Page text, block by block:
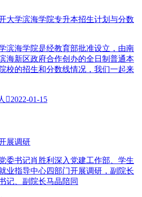
大学滨海学院专升本招生计划与分数
滨海学院是经教育部批准设立，由南
海新区政府合作创办的全日制普通本
校的招生和分数线情况，我们一起来
2022-01-15
展调研
书记肖胜利深入党建工作部、学生
业指导中心四部门开展调研，副院长
记、副院长马晶陪同